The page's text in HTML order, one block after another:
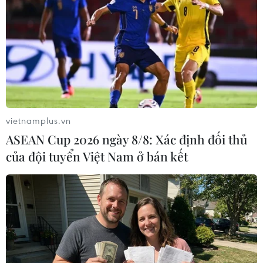
Nẵng tiếp nhận bệnh nhân và chuyển vào bệnh viện
địa phương để tiếp
Đưa về đất liền cấp cứu hai ngư dân gặp
vietnamplus.vn
ASEAN Cup 2026 ngày 8/8: Xác định đối thủ
của đội tuyển Việt Nam ở bán kết